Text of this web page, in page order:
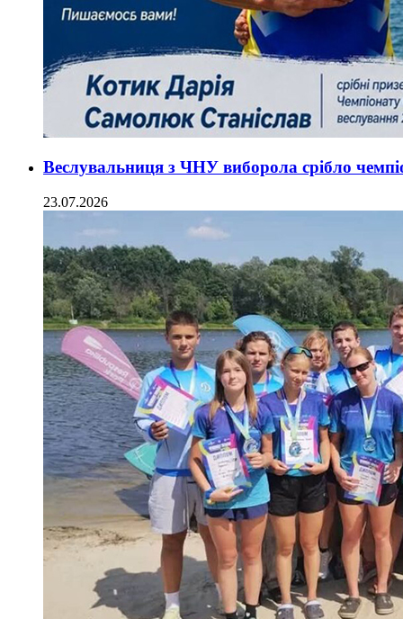
Веслувальниця з ЧНУ виборола срібло
23.07.2026